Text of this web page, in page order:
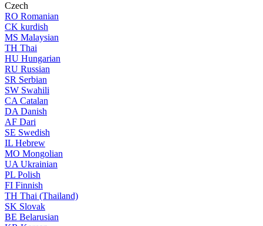
Czech
RO Romanian
CK kurdish
MS Malaysian
TH Thai
HU Hungarian
RU Russian
SR Serbian
SW Swahili
CA Catalan
DA Danish
AF Dari
SE Swedish
IL Hebrew
MO Mongolian
UA Ukrainian
PL Polish
FI Finnish
TH Thai (Thailand)
SK Slovak
BE Belarusian